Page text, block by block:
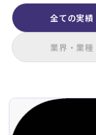
全ての実績
業界・業種